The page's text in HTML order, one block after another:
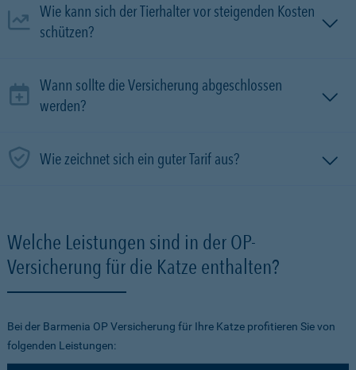
Wie kann sich der Tierhalter vor steigenden Kosten
schützen?
Wann sollte die Versicherung abgeschlossen
werden?
Wie zeichnet sich ein guter Tarif aus?
Welche Leistungen sind in der OP-
Versicherung für die Katze enthalten?
Bei der Barmenia OP Versicherung für Ihre Katze profitieren Sie von
folgenden Leistungen: